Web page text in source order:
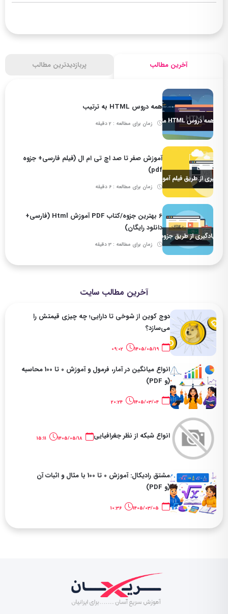
آخرین مطالب پربازدیدترین مطالب
همه دروس HTML به ترتیب
زمان برای مطالعه : 2 دقیقه
آموزش صفر تا صد اچ تی ام ال (فیلم فارسی+ جزوه
pdf)
زمان برای مطالعه : 6 دقیقه
6 بهترین جزوه/کتاب PDF آموزش Html (فارسی+
دانلود رایگان)
زمان برای مطالعه : 3 دقیقه
آخرین مطالب سایت
دوج کوین از شوخی تا دارایی؛ چه چیزی قیمتش را
می‌سازد؟
1405/05/19
09:02
انواع میانگین در آمار، فرمول و آموزش 0 تا 100 محاسبه
(و PDF)
20:24
انواع شبکه از نظر جغرافیایی
مشتق رادیکال: آموزش 0 تا 100 با مثال و اثبات آن
(و PDF)
10:36